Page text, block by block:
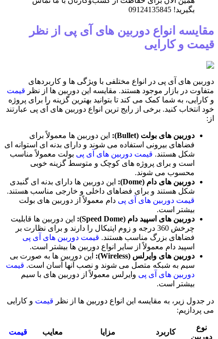
بگیرید! 09124135845
مقایسه انواع دوربین های آی پی از نظر
قیمت و کارایی
دوربین های آی پی در انواع مختلفی با ویژگی ها و کاربردهای
متفاوت در بازار موجود هستند. مقایسه این دوربین ها از نظر قیمت
و کارایی، به شما کمک می کند تا بتوانید بهترین گزینه را برای پروژه
خود انتخاب کنید. برخی از رایج ترین انواع دوربین های آی پی عبارتند
از:
دوربین های بولت (Bullet):
این دوربین ها معمولاً برای
فضاهای بیرونی استفاده می شوند و دارای بدنه ای استوانه ای
شکل هستند. قیمت دوربین های آی پی بولت معمولاً مناسب
است و برای پروژه های کوچک و متوسط گزینه خوبی
محسوب می شوند.
دوربین های دام (Dome):
این دوربین ها دارای بدنه ای گنبدی
شکل هستند و برای فضاهای داخلی و خارجی مناسب هستند.
قیمت دوربین های آی پی دام معمولاً از دوربین های بولت
بیشتر است.
دوربین های اسپید دام (Speed Dome):
این دوربین ها قابلیت
چرخش 360 درجه و زوم اپتیکال را دارند و برای نظارت بر
فضاهای بزرگ مناسب هستند. قیمت دوربین های آی پی
اسپید دام معمولاً از سایر انواع دوربین ها بیشتر است.
دوربین های وایرلس (Wireless):
این دوربین ها به صورت بی
سیم به شبکه متصل می شوند و نصب آنها آسان است. قیمت
دوربین های آی پی وایرلس معمولاً از دوربین های با سیم
بیشتر است.
در جدول زیر، به مقایسه این انواع دوربین ها از نظر قیمت و کارایی
می پردازیم:
نوع
دوربین
کاربرد مزایا معایب قیمت